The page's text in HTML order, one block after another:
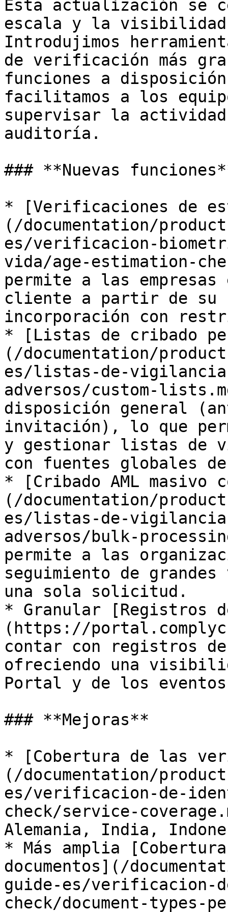
Esta actualización se
escala y la visibilidad
Introdujimos
de verificación más
funciones a
facilitamos a los
supervisar la
auditoría.
### **Nuevas
* [Verificaciones de
(/documentation/
es/verificacion-
vida/age-estimation-
permite a las
cliente a partir de
incorporación con
* [Listas de cribado
(/documentation/
es/listas-de-
adversos/custom-
disposición general
invitación), lo que
y gestionar listas de
con fuentes globales de
* [Cribado AML masivo
(/documentation/
es/listas-de-
adversos/bulk-
permite a las
seguimiento de
una sola solicitud.
* Granular [Registros
(https://
contar con registros
ofreciendo una
Portal y de los
### **Mejoras**
* [Cobertura de las
(/documentation/
es/verificacion-de-
check/service-
Alemania, India,
* Más amplia
documentos](/
guide-es/verificacion-
check/document-types-